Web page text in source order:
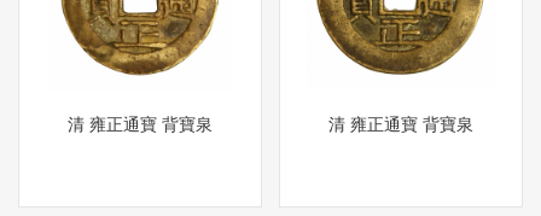
清 雍正通寶 背寶泉 清 雍正通寶 背寶泉